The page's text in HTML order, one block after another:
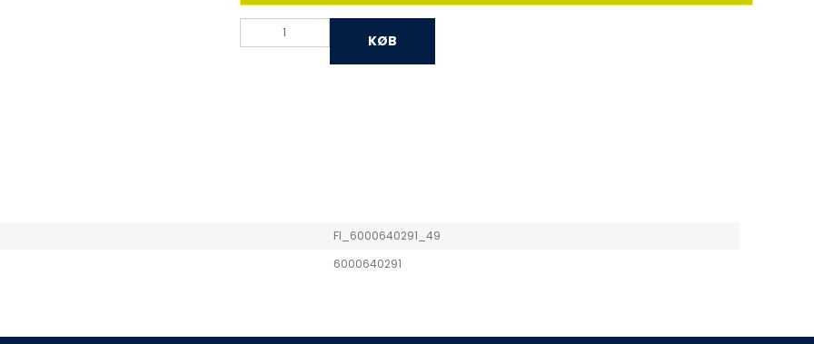
KØB
FI_6000640291_49
6000640291